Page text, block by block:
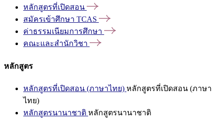
หลักสูตรที่เปิดสอน
สมัครเข้าศึกษา TCAS
ค่าธรรมเนียมการศึกษา
คณะและสำนักวิชา
หลักสูตร
หลักสูตรที่เปิดสอน (ภาษาไทย) หลักสูตรที่เปิดสอน (ภาษา
ไทย)
หลักสูตรนานาชาติ หลักสูตรนานาชาติ